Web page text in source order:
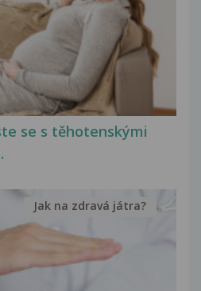
se s těhotenskými
Jak na zdravá játra?